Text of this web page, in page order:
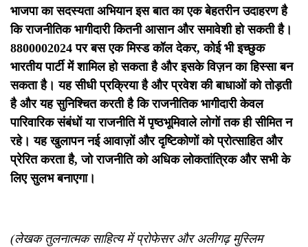
भाजपा का सदस्यता अभियान इस बात का एक बेहतरीन उदाहरण है
कि राजनीतिक भागीदारी कितनी आसान और समावेशी हो सकती है।
8800002024 पर बस एक मिस्ड कॉल देकर, कोई भी इच्छुक
भारतीय पार्टी में शामिल हो सकता है और इसके विज़न का हिस्सा बन
सकता है। यह सीधी प्रक्रिया है और प्रवेश की बाधाओं को तोड़ती
है और यह सुनिश्चित करती है कि राजनीतिक भागीदारी केवल
पारिवारिक संबंधों या राजनीति में पृष्ठभूमिवाले लोगों तक ही सीमित न
रहे। यह खुलापन नई आवाज़ों और दृष्टिकोणों को प्रोत्साहित और
प्रेरित करता है, जो राजनीति को अधिक लोकतांत्रिक और सभी के
लिए सुलभ बनाएगा।
(लेखक तुलनात्मक साहित्य में प्रोफेसर और अलीगढ़ मुस्लिम